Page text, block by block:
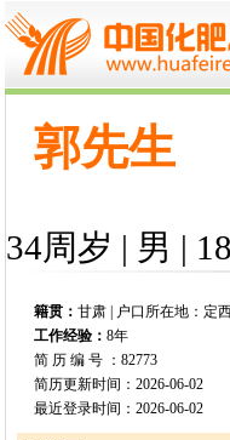
郭先生
34周岁 | 男 |
籍贯： 甘肃 | 户口所在地：定
工作经验： 8年
简 历 编 号 ：82773
简历更新时间：2026-06-02
最近登录时间：2026-06-02